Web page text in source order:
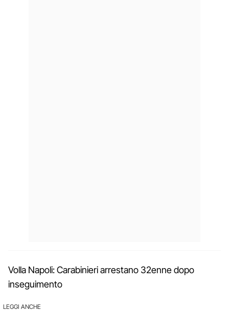
Volla Napoli: Carabinieri arrestano 32enne dopo
inseguimento
LEGGI ANCHE